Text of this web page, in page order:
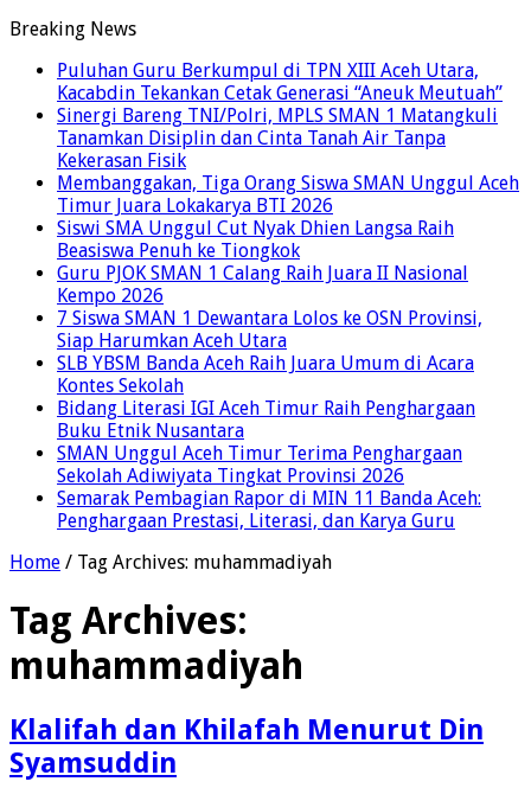
Breaking News
Puluhan Guru Berkumpul di TPN XIII Aceh Utara,
Kacabdin Tekankan Cetak Generasi “Aneuk Meutuah”
Sinergi Bareng TNI/Polri, MPLS SMAN 1 Matangkuli
Tanamkan Disiplin dan Cinta Tanah Air Tanpa
Kekerasan Fisik
Membanggakan, Tiga Orang Siswa SMAN Unggul Aceh
Timur Juara Lokakarya BTI 2026
Siswi SMA Unggul Cut Nyak Dhien Langsa Raih
Beasiswa Penuh ke Tiongkok
Guru PJOK SMAN 1 Calang Raih Juara II Nasional
Kempo 2026
7 Siswa SMAN 1 Dewantara Lolos ke OSN Provinsi,
Siap Harumkan Aceh Utara
SLB YBSM Banda Aceh Raih Juara Umum di Acara
Kontes Sekolah
Bidang Literasi IGI Aceh Timur Raih Penghargaan
Buku Etnik Nusantara
SMAN Unggul Aceh Timur Terima Penghargaan
Sekolah Adiwiyata Tingkat Provinsi 2026
Semarak Pembagian Rapor di MIN 11 Banda Aceh:
Penghargaan Prestasi, Literasi, dan Karya Guru
Home / Tag Archives: muhammadiyah
Tag Archives:
muhammadiyah
Klalifah dan Khilafah Menurut Din
Syamsuddin